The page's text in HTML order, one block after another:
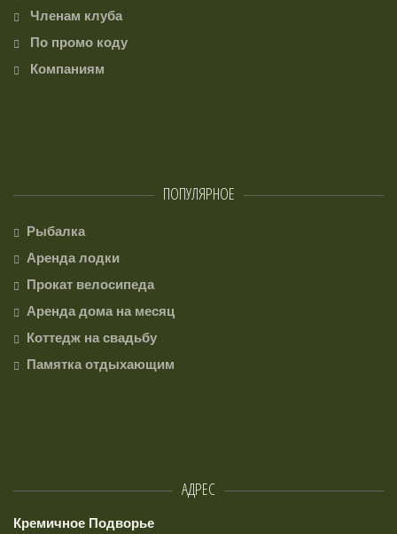
Членам клуба
По промо коду
Компаниям
ПОПУЛЯРНОЕ
Рыбалка
Аренда лодки
Прокат велосипеда
Аренда дома на месяц
Коттедж на свадьбу
Памятка отдыхающим
АДРЕС
Кремичное Подворье